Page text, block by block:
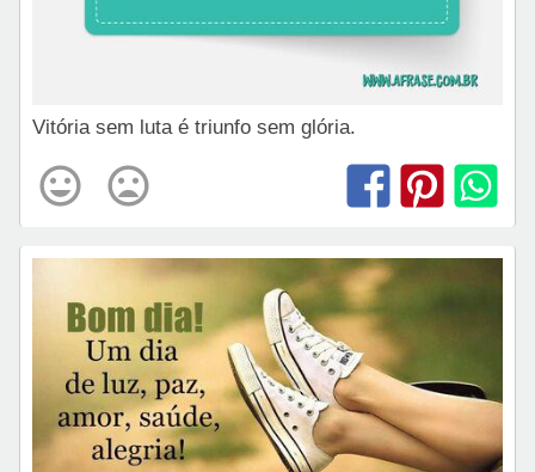
Vitória sem luta é triunfo sem glória.